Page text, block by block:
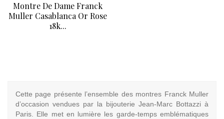
Cette page présente l’ensemble des montres Franck Muller
d’occasion vendues par la bijouterie Jean-Marc Bottazzi à
Paris. Elle met en lumière les garde-temps emblématiques
Montre De Dame Franck
Muller Casablanca Or Rose
18k...